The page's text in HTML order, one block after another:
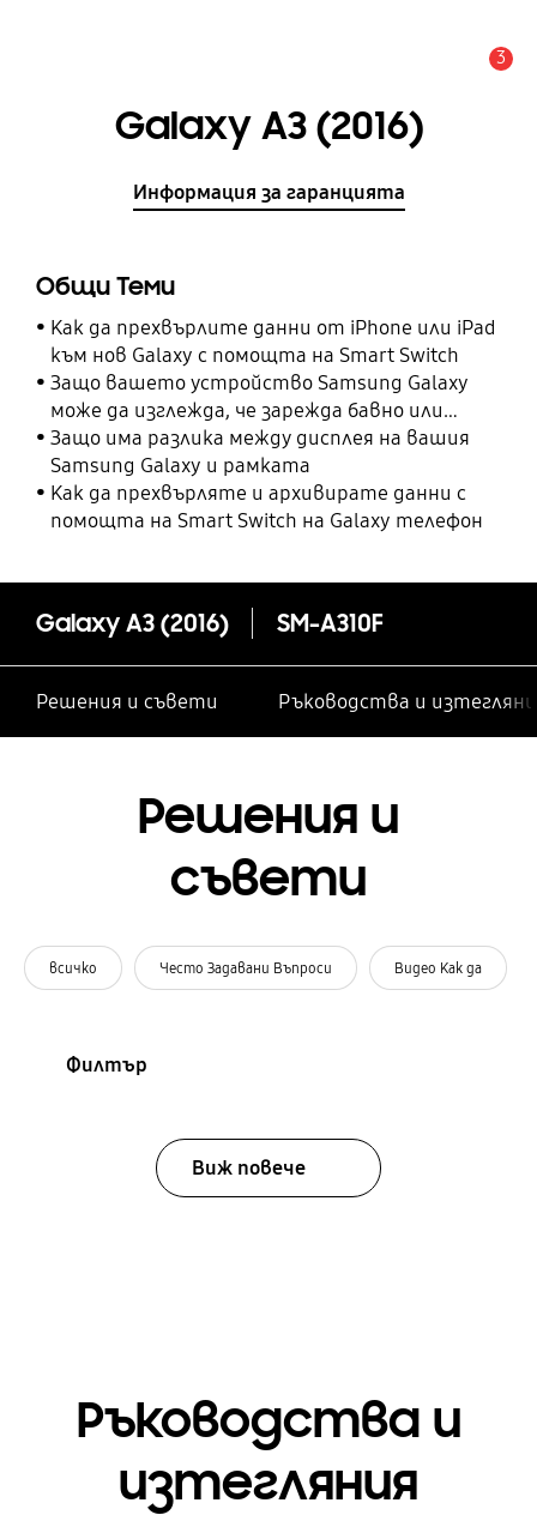
3
Galaxy A3 (2016)
Информация за гаранцията
Общи Теми
Как да прехвърлите данни от iPhone или iPad
към нов Galaxy с помощта на Smart Switch
Защо вашето устройство Samsung Galaxy
може да изглежда, че зарежда бавно или
изобщо не зарежда
Защо има разлика между дисплея на вашия
Samsung Galaxy и рамката
Как да прехвърляте и архивирате данни с
помощта на Smart Switch на Galaxy телефон
Galaxy A3 (2016) SM-A310F
Решения и съвети Ръководства и
Решения и
съвети
всичко Често Задавани Въпроси Видео Как да
Филтър
Виж повече
Ръководства и
изтегляния